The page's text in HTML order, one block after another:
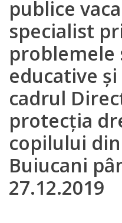
Orarul
audienței
Managementul
instituției
Planuri
de
activitate
Parteneriate
publice
specialist
problemele
educative
cadrul
protecţia
copilului
Buiucani
27.12.2019